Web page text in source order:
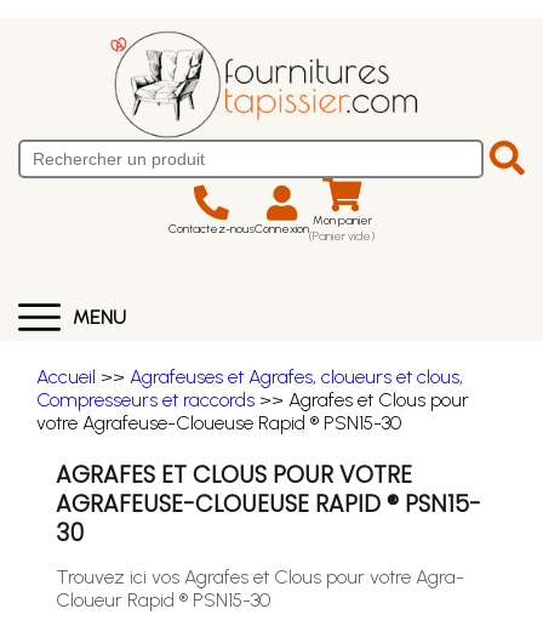
Contactez-nousConnexion Mon panier
(Panier vide)
MENU
Accueil >> Agrafeuses et Agrafes, cloueurs et clous,
Compresseurs et raccords >> Agrafes et Clous pour
votre Agrafeuse-Cloueuse Rapid ® PSN15-30
AGRAFES ET CLOUS POUR VOTRE
AGRAFEUSE-CLOUEUSE RAPID ® PSN15-
30
Trouvez ici vos Agrafes et Clous pour votre Agra-
Cloueur Rapid ® PSN15-30